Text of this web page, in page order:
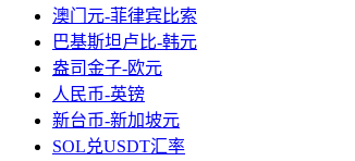
澳门元-菲律宾比索
巴基斯坦卢比-韩元
盎司金子-欧元
人民币-英镑
新台币-新加坡元
SOL兑USDT汇率